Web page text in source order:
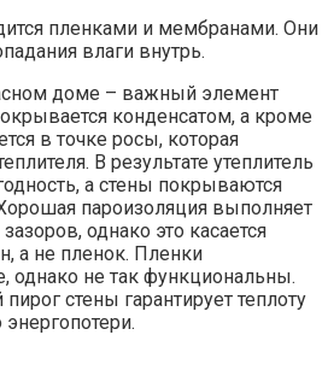
пленками и мембранами. Они
влаги внутрь.
доме – важный элемент
конденсатом, а кроме
в точке росы, которая
В результате утеплитель
а стены покрываются
пароизоляция выполняет
однако это касается
а не пленок. Пленки
однако не так функциональны.
стены гарантирует теплоту